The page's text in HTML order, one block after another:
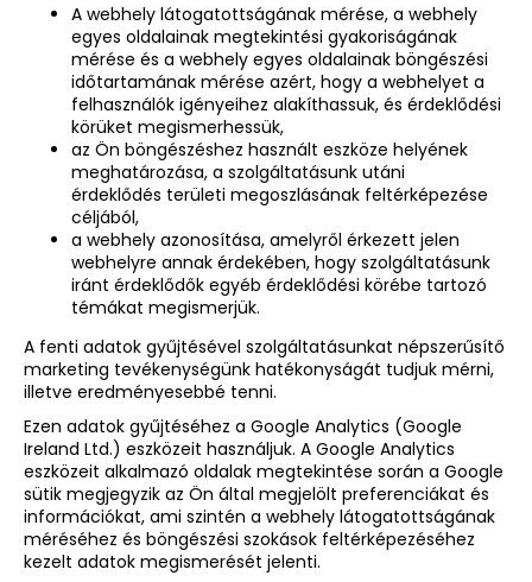
A webhely látogatottságának mérése, a webhely
egyes oldalainak megtekintési gyakoriságának
mérése és a webhely egyes oldalainak böngészési
időtartamának mérése azért, hogy a webhelyet a
felhasználók igényeihez alakíthassuk, és érdeklődési
körüket megismerhessük,
az Ön böngészéshez használt eszköze helyének
meghatározása, a szolgáltatásunk utáni
érdeklődés területi megoszlásának feltérképezése
céljából,
a webhely azonosítása, amelyről érkezett jelen
webhelyre annak érdekében, hogy szolgáltatásunk
iránt érdeklődők egyéb érdeklődési körébe tartozó
témákat megismerjük.
A fenti adatok gyűjtésével szolgáltatásunkat népszerűsítő
marketing tevékenységünk hatékonyságát tudjuk mérni,
illetve eredményesebbé tenni.
Ezen adatok gyűjtéséhez a Google Analytics (Google
Ireland Ltd.) eszközeit használjuk. A Google Analytics
eszközeit alkalmazó oldalak megtekintése során a Google
sütik megjegyzik az Ön által megjelölt preferenciákat és
információkat, ami szintén a webhely látogatottságának
méréséhez és böngészési szokások feltérképezéséhez
kezelt adatok megismerését jelenti.